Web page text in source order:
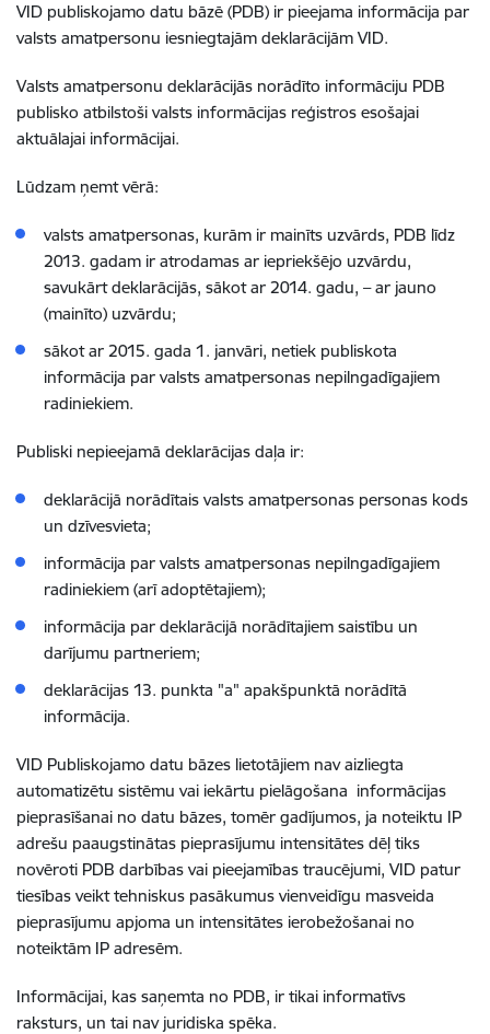
VID publiskojamo datu bāzē (PDB) ir pieejama informācija par
valsts amatpersonu iesniegtajām deklarācijām VID.
Valsts amatpersonu deklarācijās norādīto informāciju PDB
publisko atbilstoši valsts informācijas reģistros esošajai
aktuālajai informācijai.
Lūdzam ņemt vērā:
valsts amatpersonas, kurām ir mainīts uzvārds, PDB līdz
2013. gadam ir atrodamas ar iepriekšējo uzvārdu,
savukārt deklarācijās, sākot ar 2014. gadu, – ar jauno
(mainīto) uzvārdu;
sākot ar 2015. gada 1. janvāri, netiek publiskota
informācija par valsts amatpersonas nepilngadīgajiem
radiniekiem.
Publiski nepieejamā deklarācijas daļa ir:
deklarācijā norādītais valsts amatpersonas personas kods
un dzīvesvieta;
informācija par valsts amatpersonas nepilngadīgajiem
radiniekiem (arī adoptētajiem);
informācija par deklarācijā norādītajiem saistību un
darījumu partneriem;
deklarācijas 13. punkta "a" apakšpunktā norādītā
informācija.
VID Publiskojamo datu bāzes lietotājiem nav aizliegta
automatizētu sistēmu vai iekārtu pielāgošana informācijas
pieprasīšanai no datu bāzes, tomēr gadījumos, ja noteiktu IP
adrešu paaugstinātas pieprasījumu intensitātes dēļ tiks
novēroti PDB darbības vai pieejamības traucējumi, VID patur
tiesības veikt tehniskus pasākumus vienveidīgu masveida
pieprasījumu apjoma un intensitātes ierobežošanai no
noteiktām IP adresēm.
Informācijai, kas saņemta no PDB, ir tikai informatīvs
raksturs, un tai nav juridiska spēka.